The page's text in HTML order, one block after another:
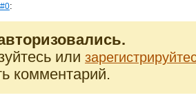
:
или
комментарий.